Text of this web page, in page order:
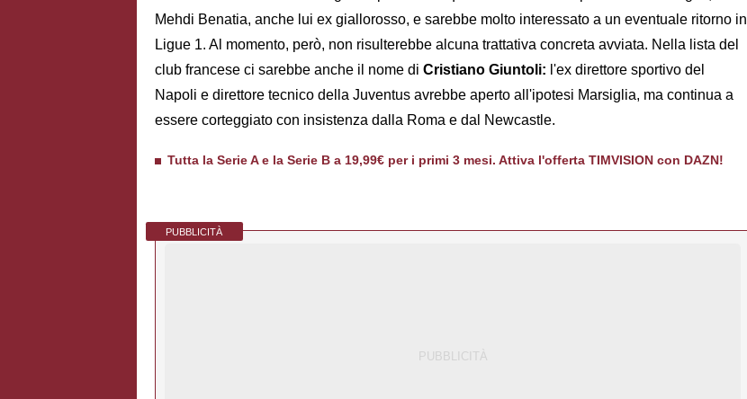
Mehdi Benatia, anche lui ex giallorosso, e sarebbe molto interessato a un eventuale ritorno in
Ligue 1. Al momento, però, non risulterebbe alcuna trattativa concreta avviata. Nella lista del
club francese ci sarebbe anche il nome di Cristiano Giuntoli: l'ex direttore sportivo del
Napoli e direttore tecnico della Juventus avrebbe aperto all'ipotesi Marsiglia, ma continua a
essere corteggiato con insistenza dalla Roma e dal Newcastle.
Tutta la Serie A e la Serie B a 19,99€ per i primi 3 mesi. Attiva l'offerta TIMVISION con DAZN!
PUBBLICITÀ